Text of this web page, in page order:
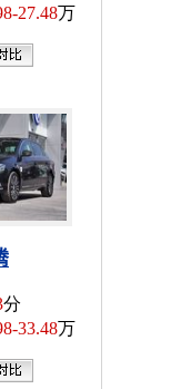
27.48万
分
33.48万